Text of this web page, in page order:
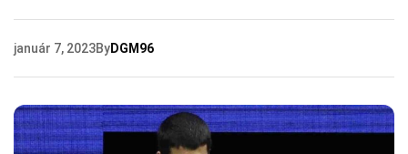
január 7, 2023ByDGM96